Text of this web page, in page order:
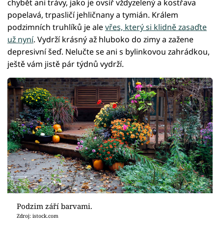
chybět ani trávy, jako je ovsíř vždyzelený a kostřava
popelavá, trpasličí jehličnany a tymián. Králem
podzimních truhlíků je alevřes, který si klidně zasaďte
už nyní. Vydrží krásný až hluboko do zimy a zažene
depresivní šeď. Nelučte se ani s bylinkovou zahrádkou,
ještě vám jistě pár týdnů vydrží.
Podzim září barvami.
Zdroj: istock.com